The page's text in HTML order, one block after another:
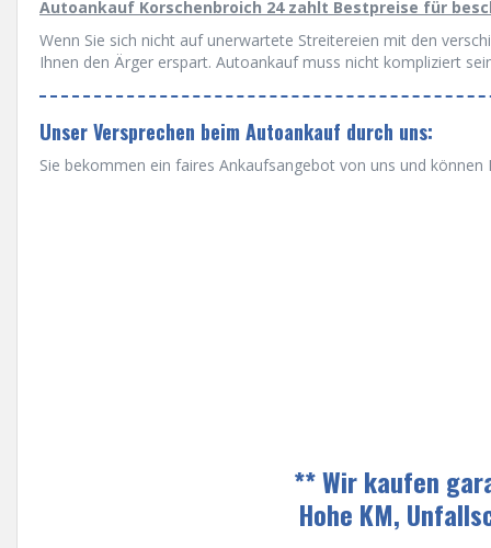
Autoankauf Korschenbroich 24 zahlt Bestpreise für
Wenn Sie sich nicht auf unerwartete Streitereien mit den
Ihnen den Ärger erspart. Autoankauf muss nicht kompliziert
Unser Versprechen beim Autoankauf durch uns:
Sie bekommen ein faires Ankaufsangebot von uns und
** Wir kaufen
Hohe KM,